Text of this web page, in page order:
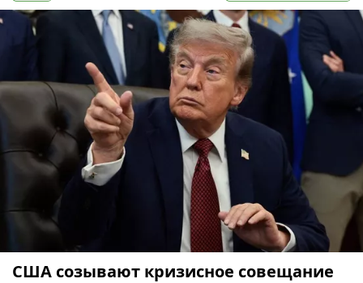
США созывают кризисное совещание